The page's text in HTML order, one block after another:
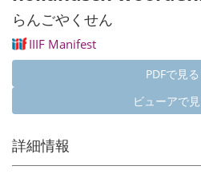
らんごやくせん
IIIF Manifest
PDFで見る
ビューアで
詳細情報